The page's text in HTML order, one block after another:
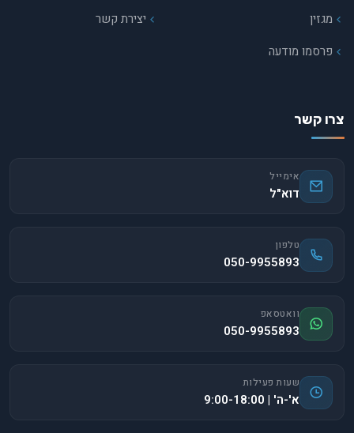
מגזין
פרסמו מודעה
יצירת קשר
צרו קשר
אימייל
דוא"ל
טלפון
050-9955893
וואטסאפ
050-9955893
שעות פעילות
א'-ה' | 9:00-18:00